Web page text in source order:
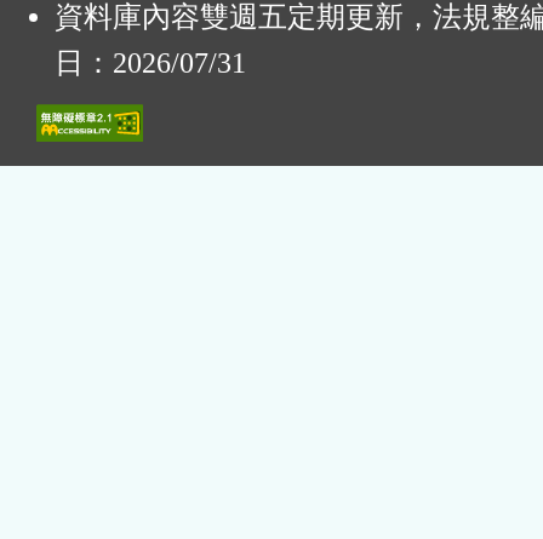
資料庫內容雙週五定期更新，法規整
日：2026/07/31